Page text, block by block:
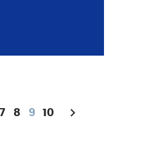
7 8 9 10 chevron_right